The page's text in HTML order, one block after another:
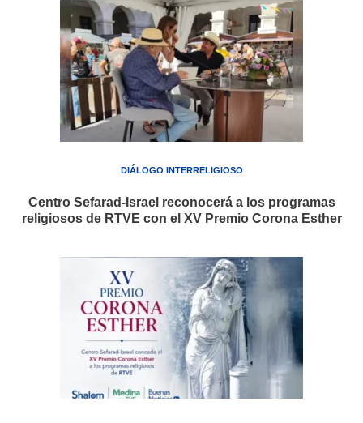
DIÁLOGO INTERRELIGIOSO
Centro Sefarad-Israel reconocerá a los programas
religiosos de RTVE con el XV Premio Corona Esther